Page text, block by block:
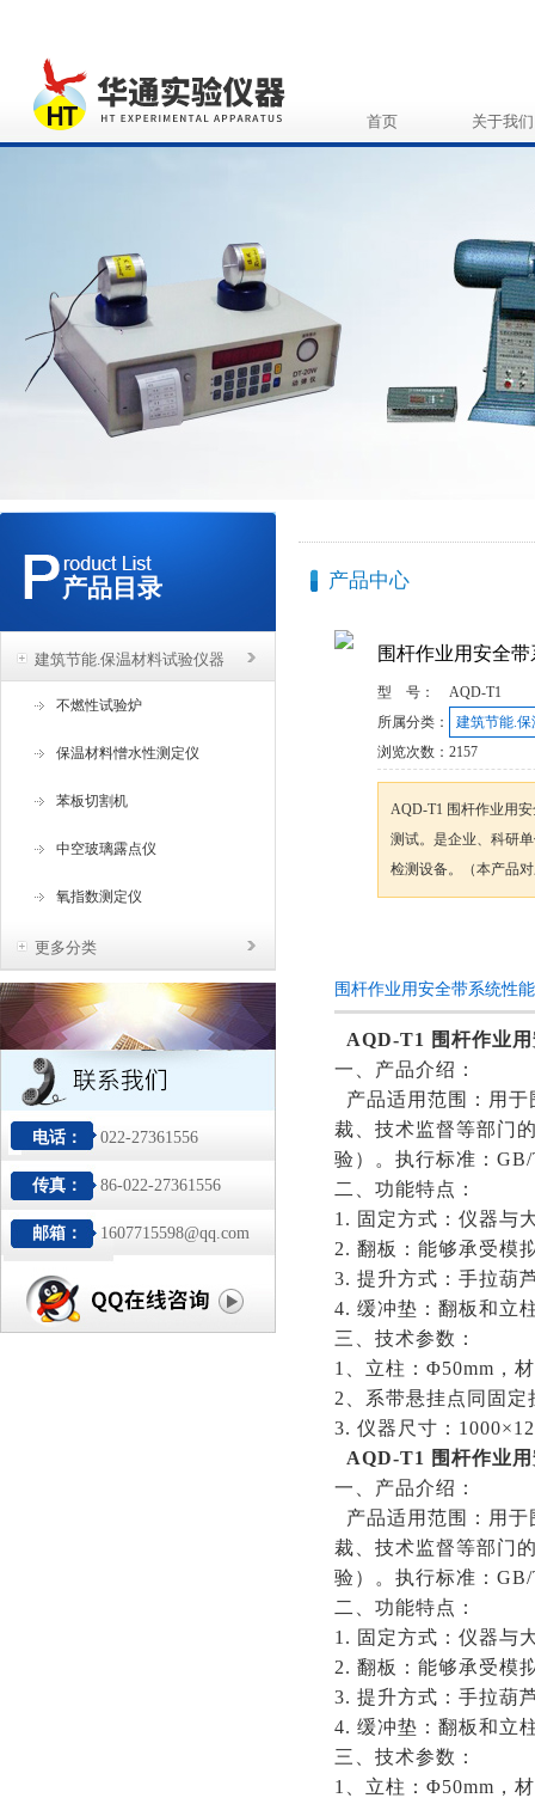
首页 关于我们
产品目录
建筑节能.保温材料试验仪器
不燃性试验炉
保温材料憎水性测定仪
苯板切割机
中空玻璃露点仪
氧指数测定仪
更多分类
电话： 022-27361556
传真： 86-022-27361556
邮箱： 1607715598@qq.com
产品中心
围杆作业用安全
型 号：
AQD-T1
所属分类：
建筑节能.
浏览次数： 2157
AQD-T1 围杆作业用
测试。是企业、科研
检测设备。（本产品
围杆作业用安全带系统性
AQD-T1
围杆作业
一、产品介绍：
产品适用范围：用
裁、技术监督等部门
验）。执行标准：
二、功能特点：
1. 固定方式：仪器与
2. 翻板：能够承受模
3. 提升方式：手拉葫
4. 缓冲垫：翻板和立
三、技术参数：
1、立柱：Φ50mm，
2、系带悬挂点同固定
3. 仪器尺寸：
AQD-T1
围杆作业
一、产品介绍：
产品适用范围：用
裁、技术监督等部门
验）。执行标准：
二、功能特点：
1. 固定方式：仪器与
2. 翻板：能够承受模
3. 提升方式：手拉葫
4. 缓冲垫：翻板和立
三、技术参数：
1、立柱：Φ50mm，